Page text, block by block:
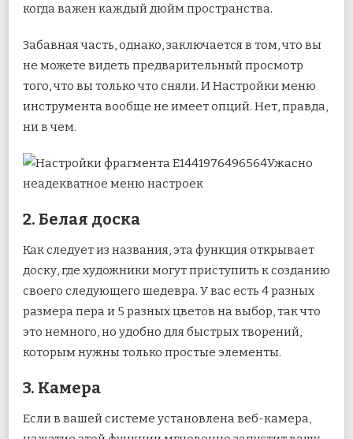
когда важен каждый дюйм пространства.
Забавная часть, однако, заключается в том, что вы
не можете видеть предварительный просмотр
того, что вы только что сняли. И Настройки меню
инструмента вообще не имеет опций. Нет, правда,
ни в чем.
Ужасно
неадекватное меню настроек
2. Белая доска
Как следует из названия, эта функция открывает
доску, где художники могут приступить к созданию
своего следующего шедевра. У вас есть 4 разных
размера пера и 5 разных цветов на выбор, так что
это немного, но удобно для быстрых творений,
которым нужны только простые элементы.
3. Камера
Если в вашей системе установлена ​​веб-камера,